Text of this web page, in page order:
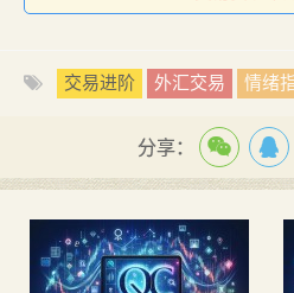
交易进阶 外汇交易 情绪
分享：